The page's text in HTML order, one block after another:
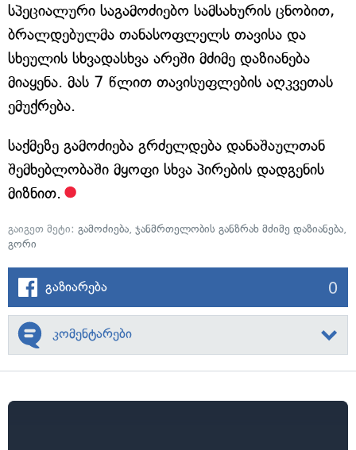
სპეციალური საგამოძიებო სამსახურის ცნობით,
ბრალდებულმა თანასოფლელს თავისა და
სხეულის სხვადასხვა არეში მძიმე დაზიანება
მიაყენა. მას 7 წლით თავისუფლების აღკვეთას
ემუქრება.
საქმეზე გამოძიება გრძელდება დანაშაულთან
შემხებლობაში მყოფი სხვა პირების დადგენის
მიზნით.
გაიგეთ მეტი: გამოძიება, ჯანმრთელობის განზრახ მძიმე დაზიანება,
გორი
გაზიარება 0
კომენტარები